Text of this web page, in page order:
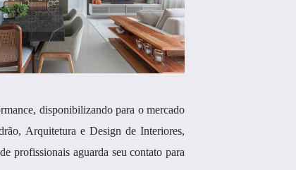
disponibilizando para o mercado
Arquitetura e Design de Interiores,
profissionais aguarda seu contato para